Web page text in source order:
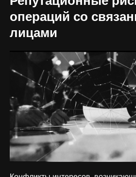
операций со
лицами